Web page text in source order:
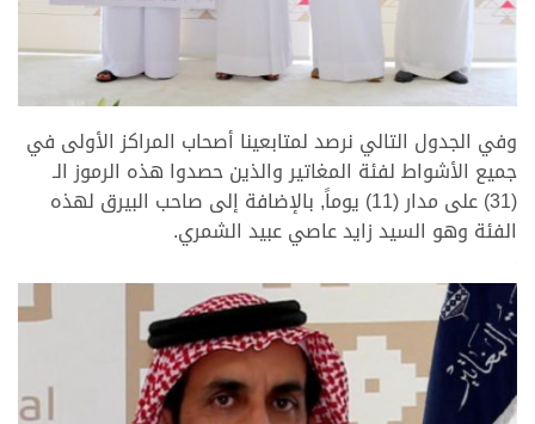
وفي الجدول التالي نرصد لمتابعينا أصحاب المراكز الأولى في
جميع الأشواط لفئة المغاتير والذين حصدوا هذه الرموز الـ
(31) على مدار (11) يوماً, بالإضافة إلى صاحب البيرق لهذه
الفئة وهو السيد زايد عاصي عبيد الشمري.